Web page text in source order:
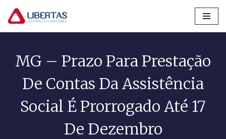
Pular
conteúdo
MG – Prazo Para Prestação
De Contas Da Assistência
Social É Prorrogado Até 17
De Dezembro